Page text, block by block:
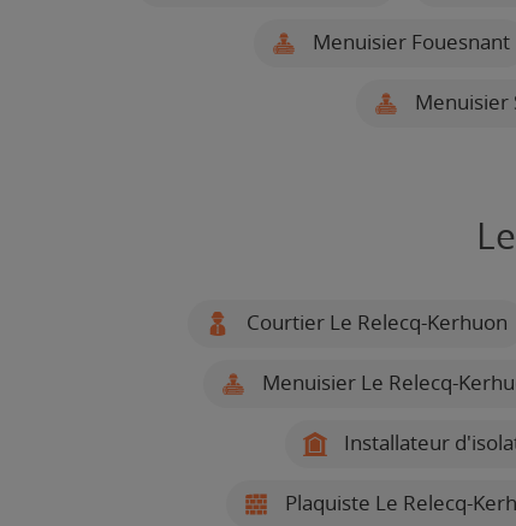
Menuisier Fouesnant
Menuisier
Courtier Le Relecq-Kerhuon
Menuisier Le Relecq-
Installateur
Plaquiste Le Relecq-